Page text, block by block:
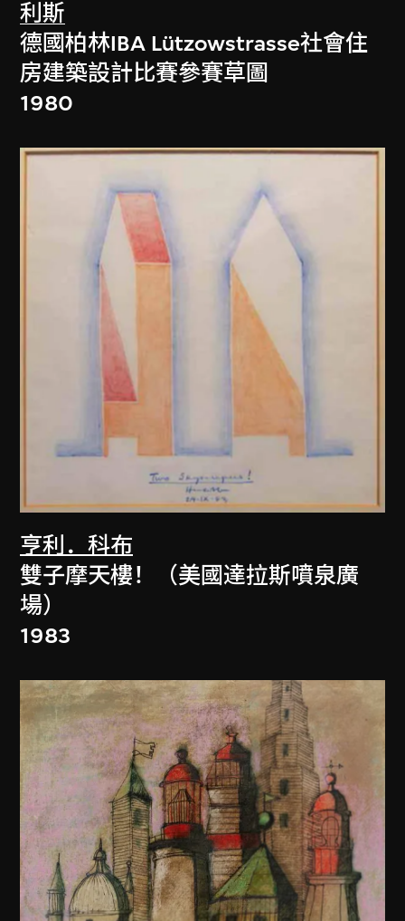
利斯
德國柏林IBA Lützowstrasse社會住
房建築設計比賽參賽草圖
1980
亨利．科布
雙子摩天樓！（美國達拉斯噴泉廣
場）
1983